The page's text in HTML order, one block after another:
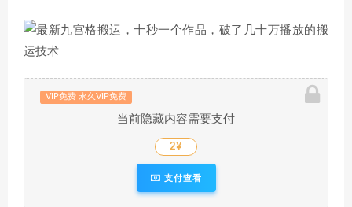
VIP免费 永久VIP免费
当前隐藏内容需要支付
2¥
支付查看